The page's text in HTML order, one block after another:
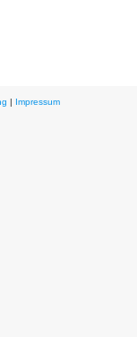
| Impressum